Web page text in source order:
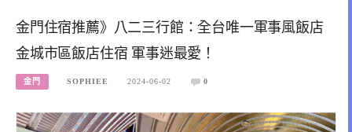
金門住宿推薦》八二三行館：全台唯一軍事風飯店
金城市區飯店住宿 軍事迷最愛！
金門 SOPHIEE 2024-06-02 0